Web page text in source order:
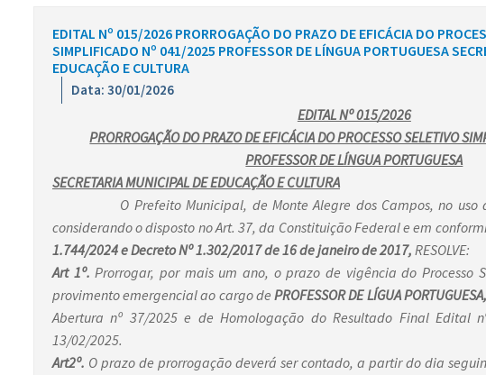
EDITAL Nº 015/2026 PRORROGAÇÃO DO PRAZO DE EFICÁCIA DO
SIMPLIFICADO Nº 041/2025 PROFESSOR DE LÍNGUA PORTUGUESA
EDUCAÇÃO E CULTURA
Data: 30/01/2026
EDITAL Nº 015/2026
PRORROGAÇÃO DO PRAZO DE EFICÁCIA DO PROCESSO SELETIVO
PROFESSOR DE LÍNGUA PORTUGUESA
SECRETARIA MUNICIPAL DE EDUCAÇÃO E CULTURA
O Prefeito Municipal, de Monte Alegre dos Campos, no uso
considerando o disposto no Art. 37, da Constituição Federal e em
1.744/2024e Decreto Nº 1.302/2017 de 16 de janeiro de 2017, RESOLVE:
Art 1º. Prorrogar, por mais um ano, o prazo de vigência do Processo
provimento emergencial ao cargo dePROFESSOR DE LÍGUA
Abertura nº 37/2025 e de Homologação do Resultado Final Edital
13/02/2025.
Art2º. O prazo de prorrogação deverá ser contado, a partir do dia